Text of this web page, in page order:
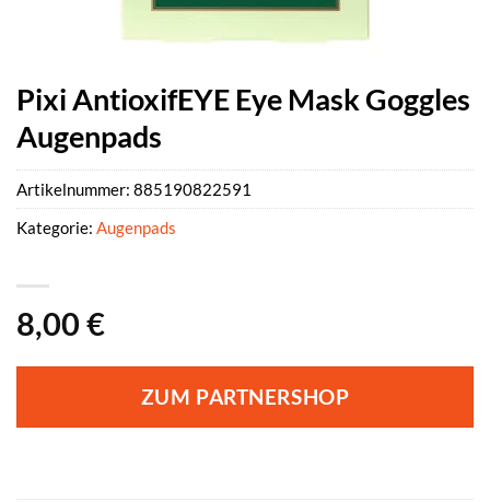
Pixi AntioxifEYE Eye Mask Goggles
Augenpads
8,00 €
ZUM PARTNERSHOP
Artikelnummer: 885190822591
Kategorie: Augenpads